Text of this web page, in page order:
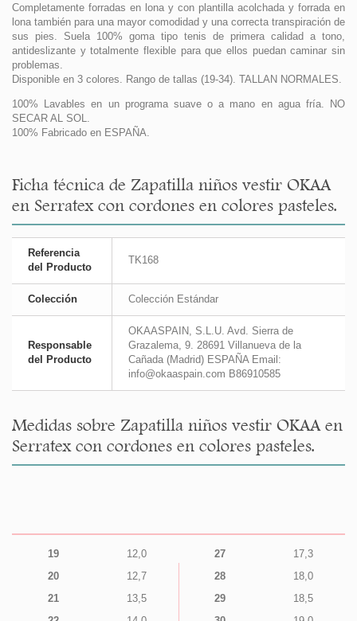
Completamente forradas en lona y con plantilla acolchada y forrada en
lona también para una mayor comodidad y una correcta transpiración de
sus pies. Suela 100% goma tipo tenis de primera calidad a tono,
antideslizante y totalmente flexible para que ellos puedan caminar sin
problemas.
Disponible en 3 colores. Rango de tallas (19-34). TALLAN NORMALES.
100% Lavables en un programa suave o a mano en agua fría. NO
SECAR AL SOL.
100% Fabricado en ESPAÑA.
Ficha técnica de Zapatilla niños vestir OKAA
en Serratex con cordones en colores pasteles.
Referencia
del Producto
TK168
Colección Colección Estándar
Responsable
del Producto
OKAASPAIN, S.L.U. Avd. Sierra de
Grazalema, 9. 28691 Villanueva de la
Cañada (Madrid) ESPAÑA Email:
info@okaaspain.com B86910585
Medidas sobre Zapatilla niños vestir OKAA en
Serratex con cordones en colores pasteles.
19
12,0
20
12,7
21
13,5
27
17,3
28
18,0
29
18,5